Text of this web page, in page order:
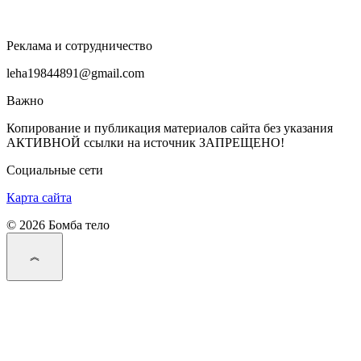
Реклама и сотрудничество
leha19844891@gmail.com
Важно
Копирование и публикация материалов сайта без указания
АКТИВНОЙ ссылки на источник ЗАПРЕЩЕНО!
Социальные сети
Карта сайта
© 2026 Бомба тело